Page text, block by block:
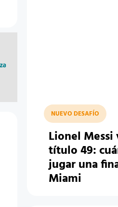
NUEVO DESAFÍO
Lionel Messi
título 49:
jugar una
Miami